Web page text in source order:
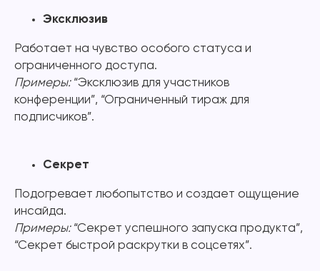
Эксклюзив
Работает на чувство особого статуса и
ограниченного доступа.
Примеры:“Эксклюзив для участников
конференции”, “Ограниченный тираж для
подписчиков”.
Секрет
Подогревает любопытство и создает ощущение
инсайда.
Примеры:“Секрет успешного запуска продукта”,
“Секрет быстрой раскрутки в соцсетях”.